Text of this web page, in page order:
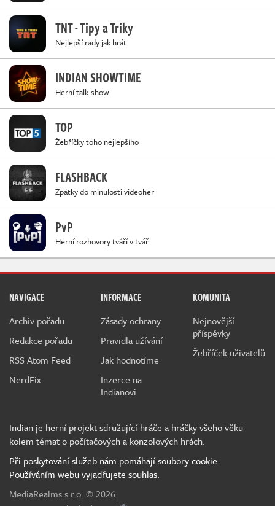
TNT - Tipy a Triky
Nejlepší rady jak hrát
INDIAN SHOWTIME
Herní talk-show
TOP
Žebříčky toho nejlepšího
FLASHBACK
Zpátky do minulosti videoher
PvP
Herní rozhovory tváří v tvář
NAVIGACE
Archiv pořadu
Redakce pořadu
RSS Atom Feed
NerdFix
INFORMACE
Zásady ochrany
Pravidla užívání
Jak hodnotíme
Inzerce na
Indianovi
KOMUNITA
Nejnovější
příspěvky
Žebříček uživatelů
Indian je herní projekt sdružující hráče a hráčky všeho věku
kolem témat o počítačových a konzolových hrách.
Při poskytování služeb nám pomáhají soubory cookie.
Používáním webu vyjadřujete souhlas.
MediaRealms s.r.o. © 2026